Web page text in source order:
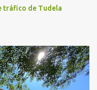
tráfico de Tudela